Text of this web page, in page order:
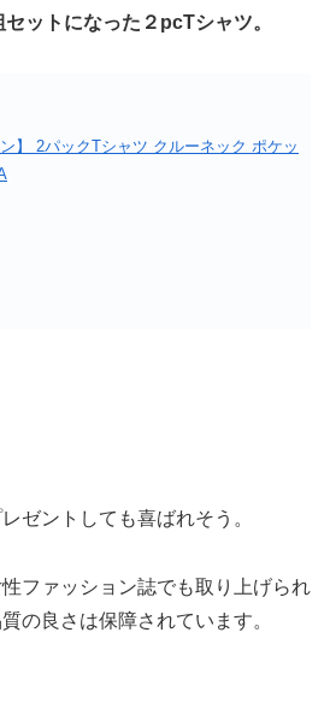
ットになった２pcTシャツ。
】 2パックTシャツ クルーネック ポケッ
ゼントしても喜ばれそう。
ファッション誌でも取り上げられ
の良さは保障されています。